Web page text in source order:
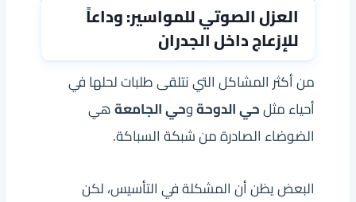
العزل الصوتي للمواسير: وداعاً
للإزعاج داخل الجدران
من أكثر المشاكل التي نتلقى طلبات لحلها في
أحياء مثلحي الدوحةوحي الجامعةهي
الضوضاء الصادرة من شبكة السباكة.
البعض يظن أن المشكلة في التأسيس، لكن